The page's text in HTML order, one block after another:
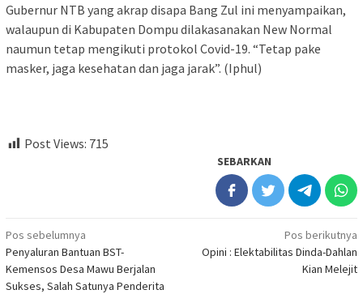
Gubernur NTB yang akrap disapa Bang Zul ini menyampaikan,
walaupun di Kabupaten Dompu dilakasanakan New Normal
naumun tetap mengikuti protokol Covid-19. “Tetap pake
masker, jaga kesehatan dan jaga jarak”. (Iphul)
Post Views: 715
SEBARKAN
Navigasi
pos
Pos sebelumnya
Penyaluran Bantuan BST-
Kemensos Desa Mawu Berjalan
Sukses, Salah Satunya Penderita
Pos berikutnya
Opini : Elektabilitas Dinda-Dahlan
Kian Melejit